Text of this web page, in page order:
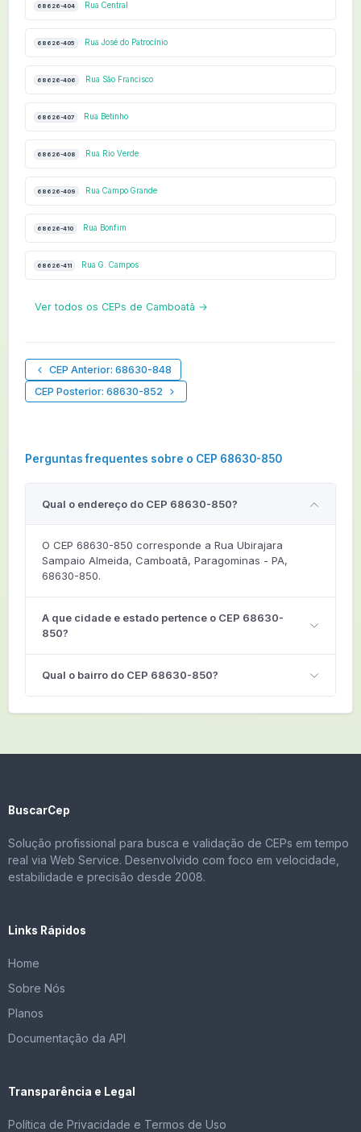
68626-404 Rua Central
68626-405 Rua José do Patrocínio
68626-406 Rua São Francisco
68626-407 Rua Betinho
68626-408 Rua Rio Verde
68626-409 Rua Campo Grande
68626-410 Rua Bonfim
68626-411 Rua G. Campos
Ver todos os CEPs de Camboatã →
CEP Anterior: 68630-848
CEP Posterior: 68630-852
Perguntas frequentes sobre o CEP 68630-850
Qual o endereço do CEP 68630-850?
O CEP 68630-850 corresponde a Rua Ubirajara
Sampaio Almeida, Camboatã, Paragominas - PA,
68630-850.
A que cidade e estado pertence o CEP 68630-
850?
Qual o bairro do CEP 68630-850?
BuscarCep
Solução profissional para busca e validação de CEPs em tempo
real via Web Service. Desenvolvido com foco em velocidade,
estabilidade e precisão desde 2008.
Links Rápidos
Home
Sobre Nós
Planos
Documentação da API
Transparência e Legal
Política de Privacidade e Termos de Uso